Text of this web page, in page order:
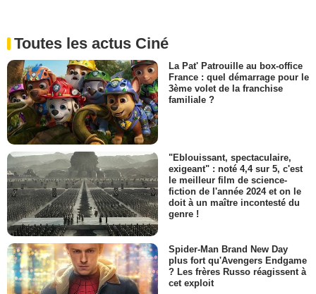
Toutes les actus Ciné
La Pat' Patrouille au box-office
France : quel démarrage pour le
3ème volet de la franchise
familiale ?
"Eblouissant, spectaculaire,
exigeant" : noté 4,4 sur 5, c'est
le meilleur film de science-
fiction de l'année 2024 et on le
doit à un maître incontesté du
genre !
Spider-Man Brand New Day
plus fort qu'Avengers Endgame
? Les frères Russo réagissent à
cet exploit